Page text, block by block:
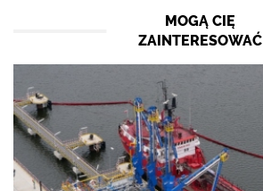
MOGĄ CIĘ
ZAINTERESOWAĆ